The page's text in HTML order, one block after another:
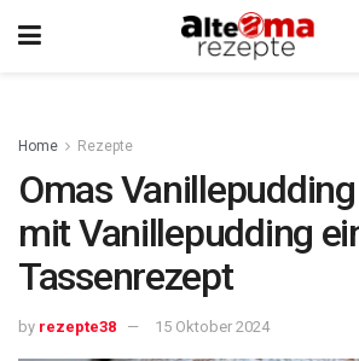
Home Rezepte
Omas
mit Vanillepudding
Tassenrezept
by rezepte38 15 Oktober 2024